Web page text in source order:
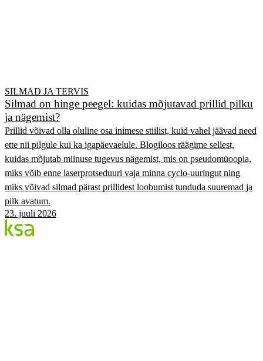
SILMAD JA TERVIS
Silmad on hinge peegel: kuidas mõjutavad prillid pilku
ja nägemist?
Prillid võivad olla oluline osa inimese stiilist, kuid vahel jäävad need
ette nii pilgule kui ka igapäevaelule. Blogiloos räägime sellest,
kuidas mõjutab miinuse tugevus nägemist, mis on pseudomüoopia,
miks võib enne laserprotseduuri vaja minna cyclo-uuringut ning
miks võivad silmad pärast prillidest loobumist tunduda suuremad ja
pilk avatum.
23. juuli 2026